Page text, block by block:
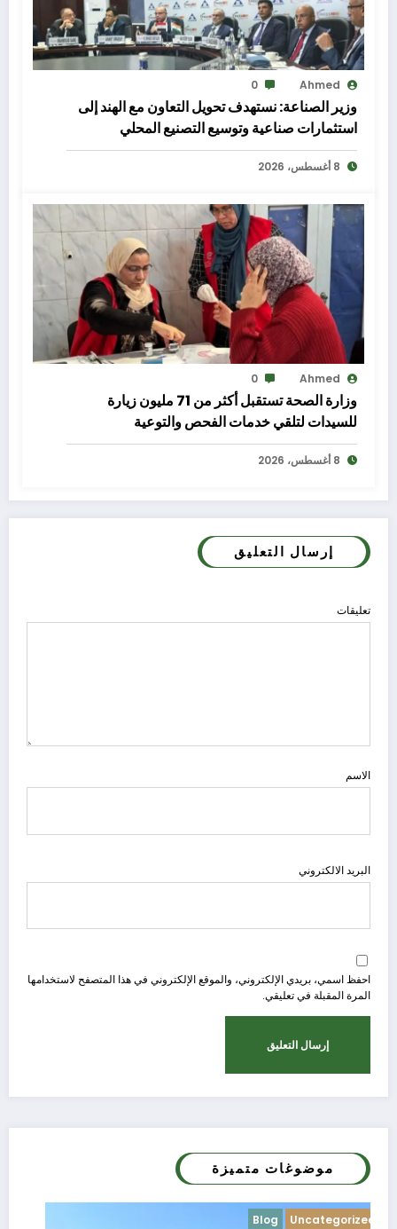
Ahmed
0
وزير الصناعة: نستهدف تحويل التعاون مع الهند إلى
استثمارات صناعية وتوسيع التصنيع المحلي
8 أغسطس، 2026
Ahmed
0
وزارة الصحة تستقبل أكثر من 71 مليون زيارة
للسيدات لتلقي خدمات الفحص والتوعية
8 أغسطس، 2026
إرسال التعليق
تعليقات
الاسم
البريد الالكتروني
احفظ اسمي، بريدي الإلكتروني، والموقع الإلكتروني في هذا المتصفح لاستخدامها
المرة المقبلة في تعليقي.
موضوغات متميزة
Blog Uncategorized